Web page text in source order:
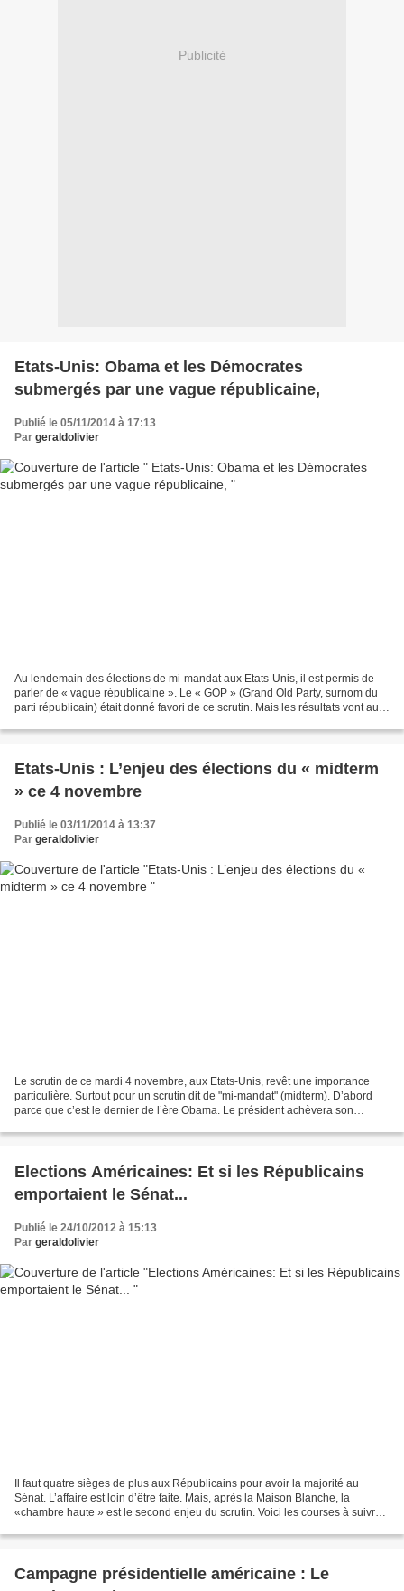
Publicité
Etats-Unis: Obama et les Démocrates
submergés par une vague républicaine,
Publié le 05/11/2014 à 17:13
Par geraldolivier
Au lendemain des élections de mi-mandat aux Etats-Unis, il est permis de
parler de « vague républicaine ». Le « GOP » (Grand Old Party, surnom du
parti républicain) était donné favori de ce scrutin. Mais les résultats vont au-
Etats-Unis : L’enjeu des élections du « midterm
» ce 4 novembre
Publié le 03/11/2014 à 13:37
Par geraldolivier
Le scrutin de ce mardi 4 novembre, aux Etats-Unis, revêt une importance
particulière. Surtout pour un scrutin dit de "mi-mandat" (midterm). D’abord
parce que c’est le dernier de l’ère Obama. Le président achèvera son
Elections Américaines: Et si les Républicains
emportaient le Sénat...
Publié le 24/10/2012 à 15:13
Par geraldolivier
Il faut quatre sièges de plus aux Républicains pour avoir la majorité au
Sénat. L’affaire est loin d’être faite. Mais, après la Maison Blanche, la
«chambre haute » est le second enjeu du scrutin. Voici les courses à suivre.
Campagne présidentielle américaine : Le